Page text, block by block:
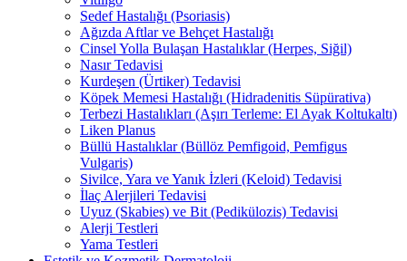
Sedef Hastalığı (Psoriasis)
Ağızda Aftlar ve Behçet Hastalığı
Cinsel Yolla Bulaşan Hastalıklar (Herpes, Siğil)
Nasır Tedavisi
Kurdeşen (Ürtiker) Tedavisi
Köpek Memesi Hastalığı (Hidradenitis Süpürativa)
Terbezi Hastalıkları (Aşırı Terleme: El Ayak Koltukaltı)
Liken Planus
Büllü Hastalıklar (Büllöz Pemfigoid, Pemfigus
Vulgaris)
Sivilce, Yara ve Yanık İzleri (Keloid) Tedavisi
İlaç Alerjileri Tedavisi
Uyuz (Skabies) ve Bit (Pedikülozis) Tedavisi
Alerji Testleri
Yama Testleri